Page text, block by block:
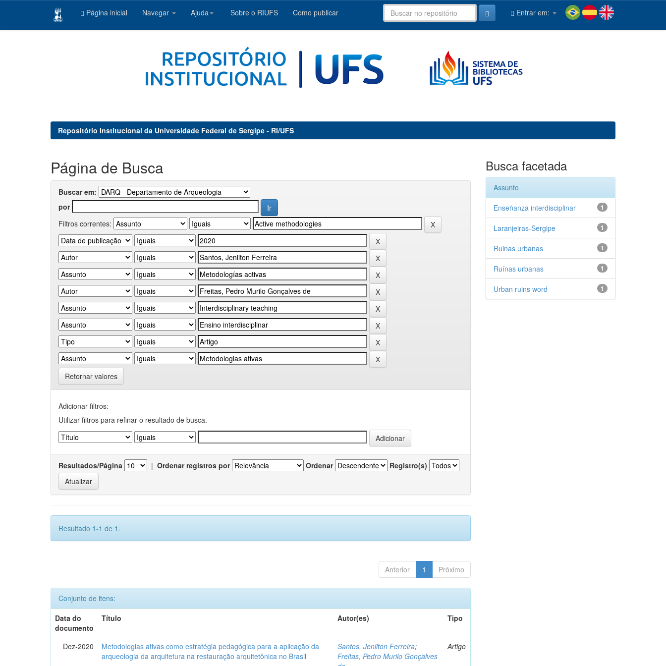
Página inicial Navegar Ajuda Sobre o RIUFS Como publicar Entrar em:
Repositório Institucional da Universidade Federal de Sergipe - RI/UFS
Página de Busca
Buscar em:
por
Filtros correntes:
Retornar valores
Adicionar filtros:
Utilizar filtros para refinar o resultado de busca.
Resultados/Página | Ordenar registros por Ordenar Registro(s)
Resultado 1-1 de 1.
Anterior 1 Próximo
Conjunto de itens:
Data do
documento
Título Autor(es) Tipo
Dez-2020
Metodologias ativas como estratégia pedagógica para a aplicação da
arqueologia da arquitetura na restauração arquitetônica no Brasil
Santos, Jenilton Ferreira;
Freitas, Pedro Murilo Gonçalves
Artigo
Busca facetada
Assunto
1
Enseñanza interdisciplinar
1
Laranjeiras-Sergipe
1
Ruinas urbanas
1
Ruínas urbanas
1
Urban ruins word